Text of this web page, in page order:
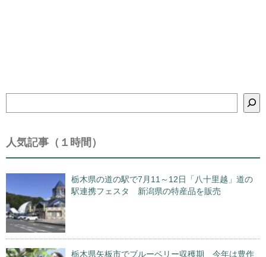
人気記事（１時間）
栃木県の道の駅で7月11～12日「八十里越」道の
駅連携フェスタ 新潟県の特産品を販売
栃木県矢板市でブルーベリー収穫期 今年は豊作